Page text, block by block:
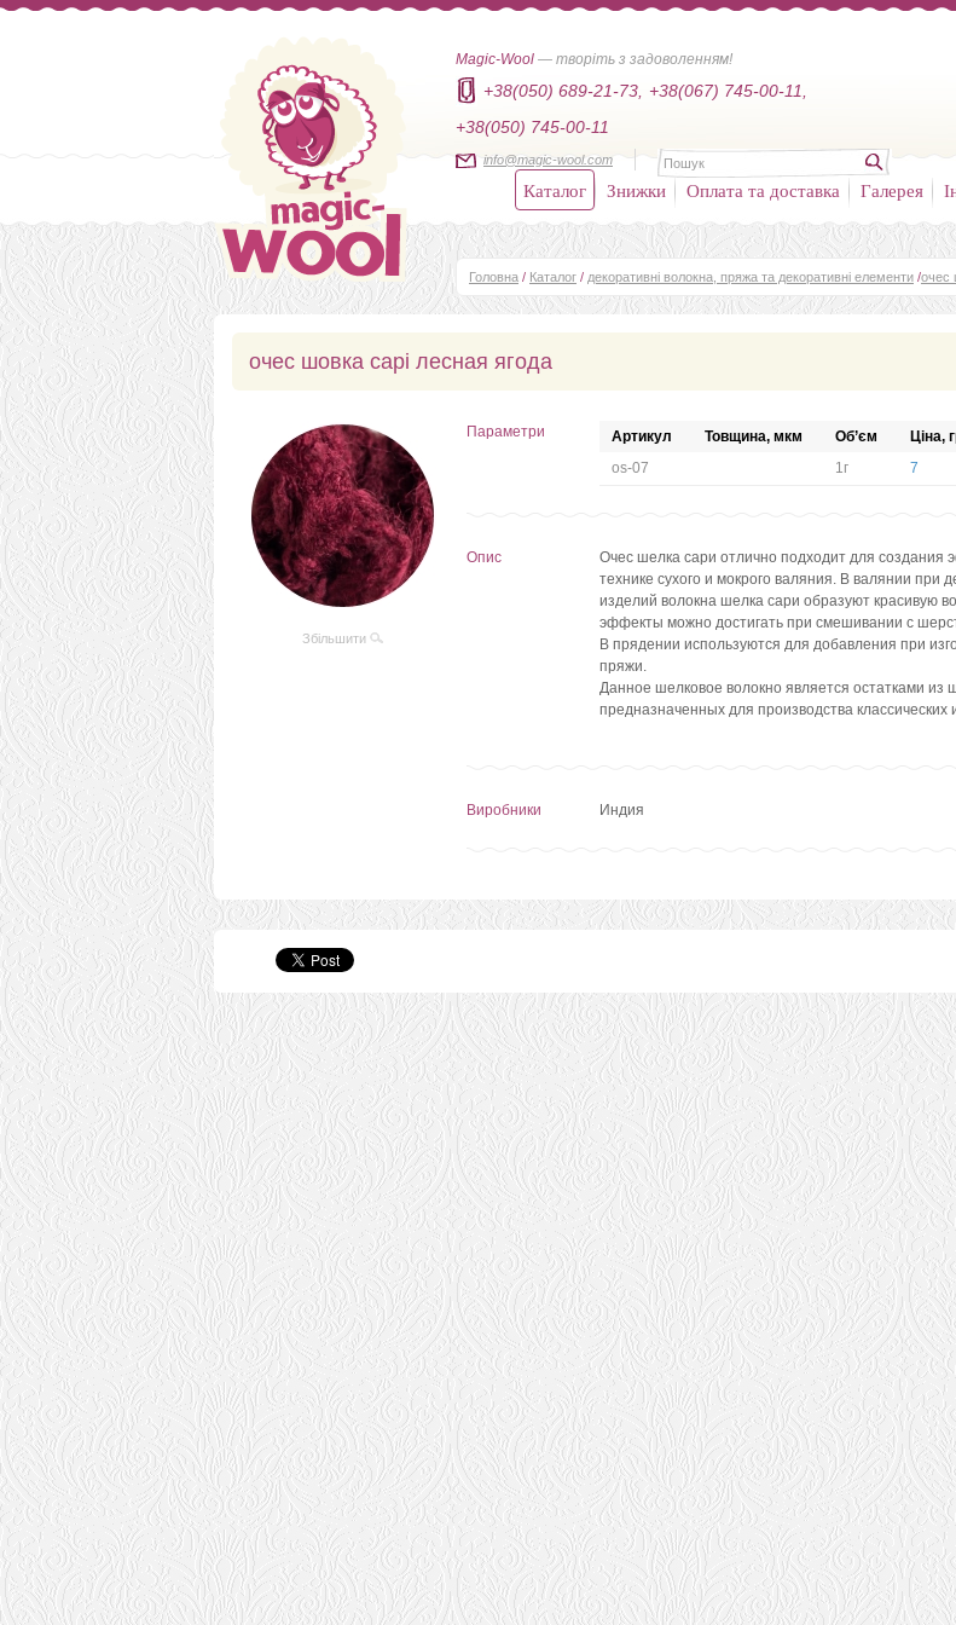
Magic-Wool — творіть з задоволенням!
+38(050) 689-21-73,
+38(067) 745-00-11,
+38(050) 745-00-11
info@magic-wool.com
Каталог Знижки Оплата та доставка Галерея
Головна / Каталог / декоративні волокна, пряжа та декоративні елементи /очес
очес шовка сарі лесная ягода
Збільшити
Параметри Артикул Товщина, мкм Об’єм Ціна,
os-07
1г 7
Опис
Очес шелка сари отлично подходит для создания
технике сухого и мокрого валяния. В валянии при
изделий волокна шелка сари образуют красивую
эффекты можно достигать при смешивании с
В прядении используются для добавления при
пряжи.
Данное шелковое волокно является остатками из
предназначенных для производства классических
Виробники Индия